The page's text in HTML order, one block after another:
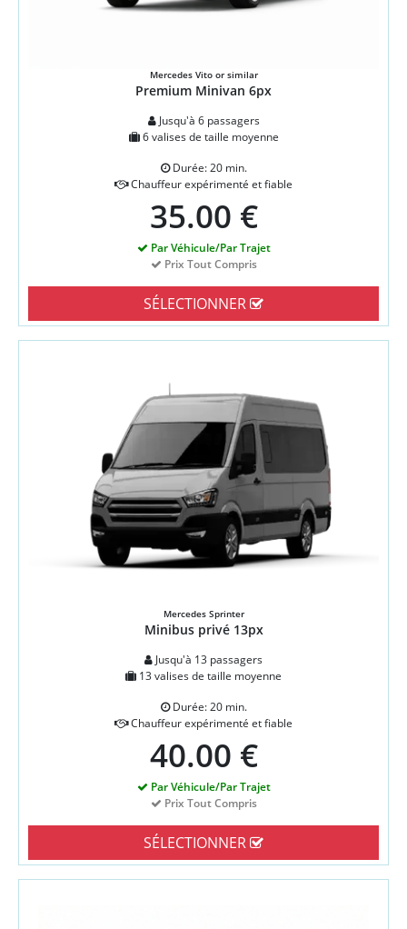
Mercedes Vito or similar
Premium Minivan 6px
Jusqu'à 6 passagers
6 valises de taille moyenne
Durée: 20 min.
Chauffeur expérimenté et fiable
35.00 €
Par Véhicule/Par Trajet
Prix Tout Compris
SÉLECTIONNER
Mercedes Sprinter
Minibus privé 13px
Jusqu'à 13 passagers
13 valises de taille moyenne
Durée: 20 min.
Chauffeur expérimenté et fiable
40.00 €
Par Véhicule/Par Trajet
Prix Tout Compris
SÉLECTIONNER